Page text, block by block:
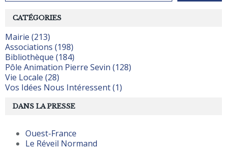
CATÉGORIES
Mairie (213)
Associations (198)
Bibliothèque (184)
Pôle Animation Pierre Sevin (128)
Vie Locale (28)
Vos Idées Nous Intéressent (1)
DANS LA PRESSE
Ouest-France
Le Réveil Normand